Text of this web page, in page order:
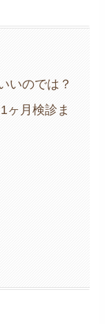
いのでは？
ヶ月検診ま